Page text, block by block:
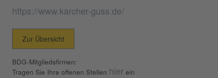
https://www.karcher-guss.de/
Zur Übersicht
BDG-Mitgliedsfirmen:
Tragen Sie Ihre offenen Stellen hier ein